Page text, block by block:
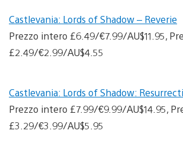
Castlevania: Lords of Shadow – Reverie
Prezzo intero £6.49/€7.99/AU$11.95,
£2.49/€2.99/AU$4.55
Castlevania: Lords of Shadow:
Prezzo intero £7.99/€9.99/AU$14.95,
£3.29/€3.99/AU$5.95